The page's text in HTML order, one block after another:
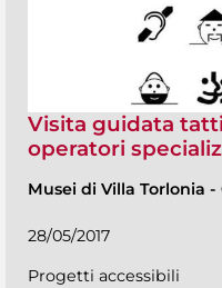
Visita guidata
operatori
Musei di Villa Torlonia -
28/05/2017
Progetti accessibili